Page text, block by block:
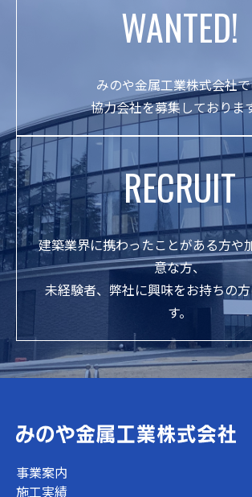
WANTED!
みのや金属工業株式会社
協力会社を募集しておりま
RECRUIT
建築業界に携わったことがある方や
意な方、
未経験者、弊社に興味をお持ちの
す。
事業案内
施工実績